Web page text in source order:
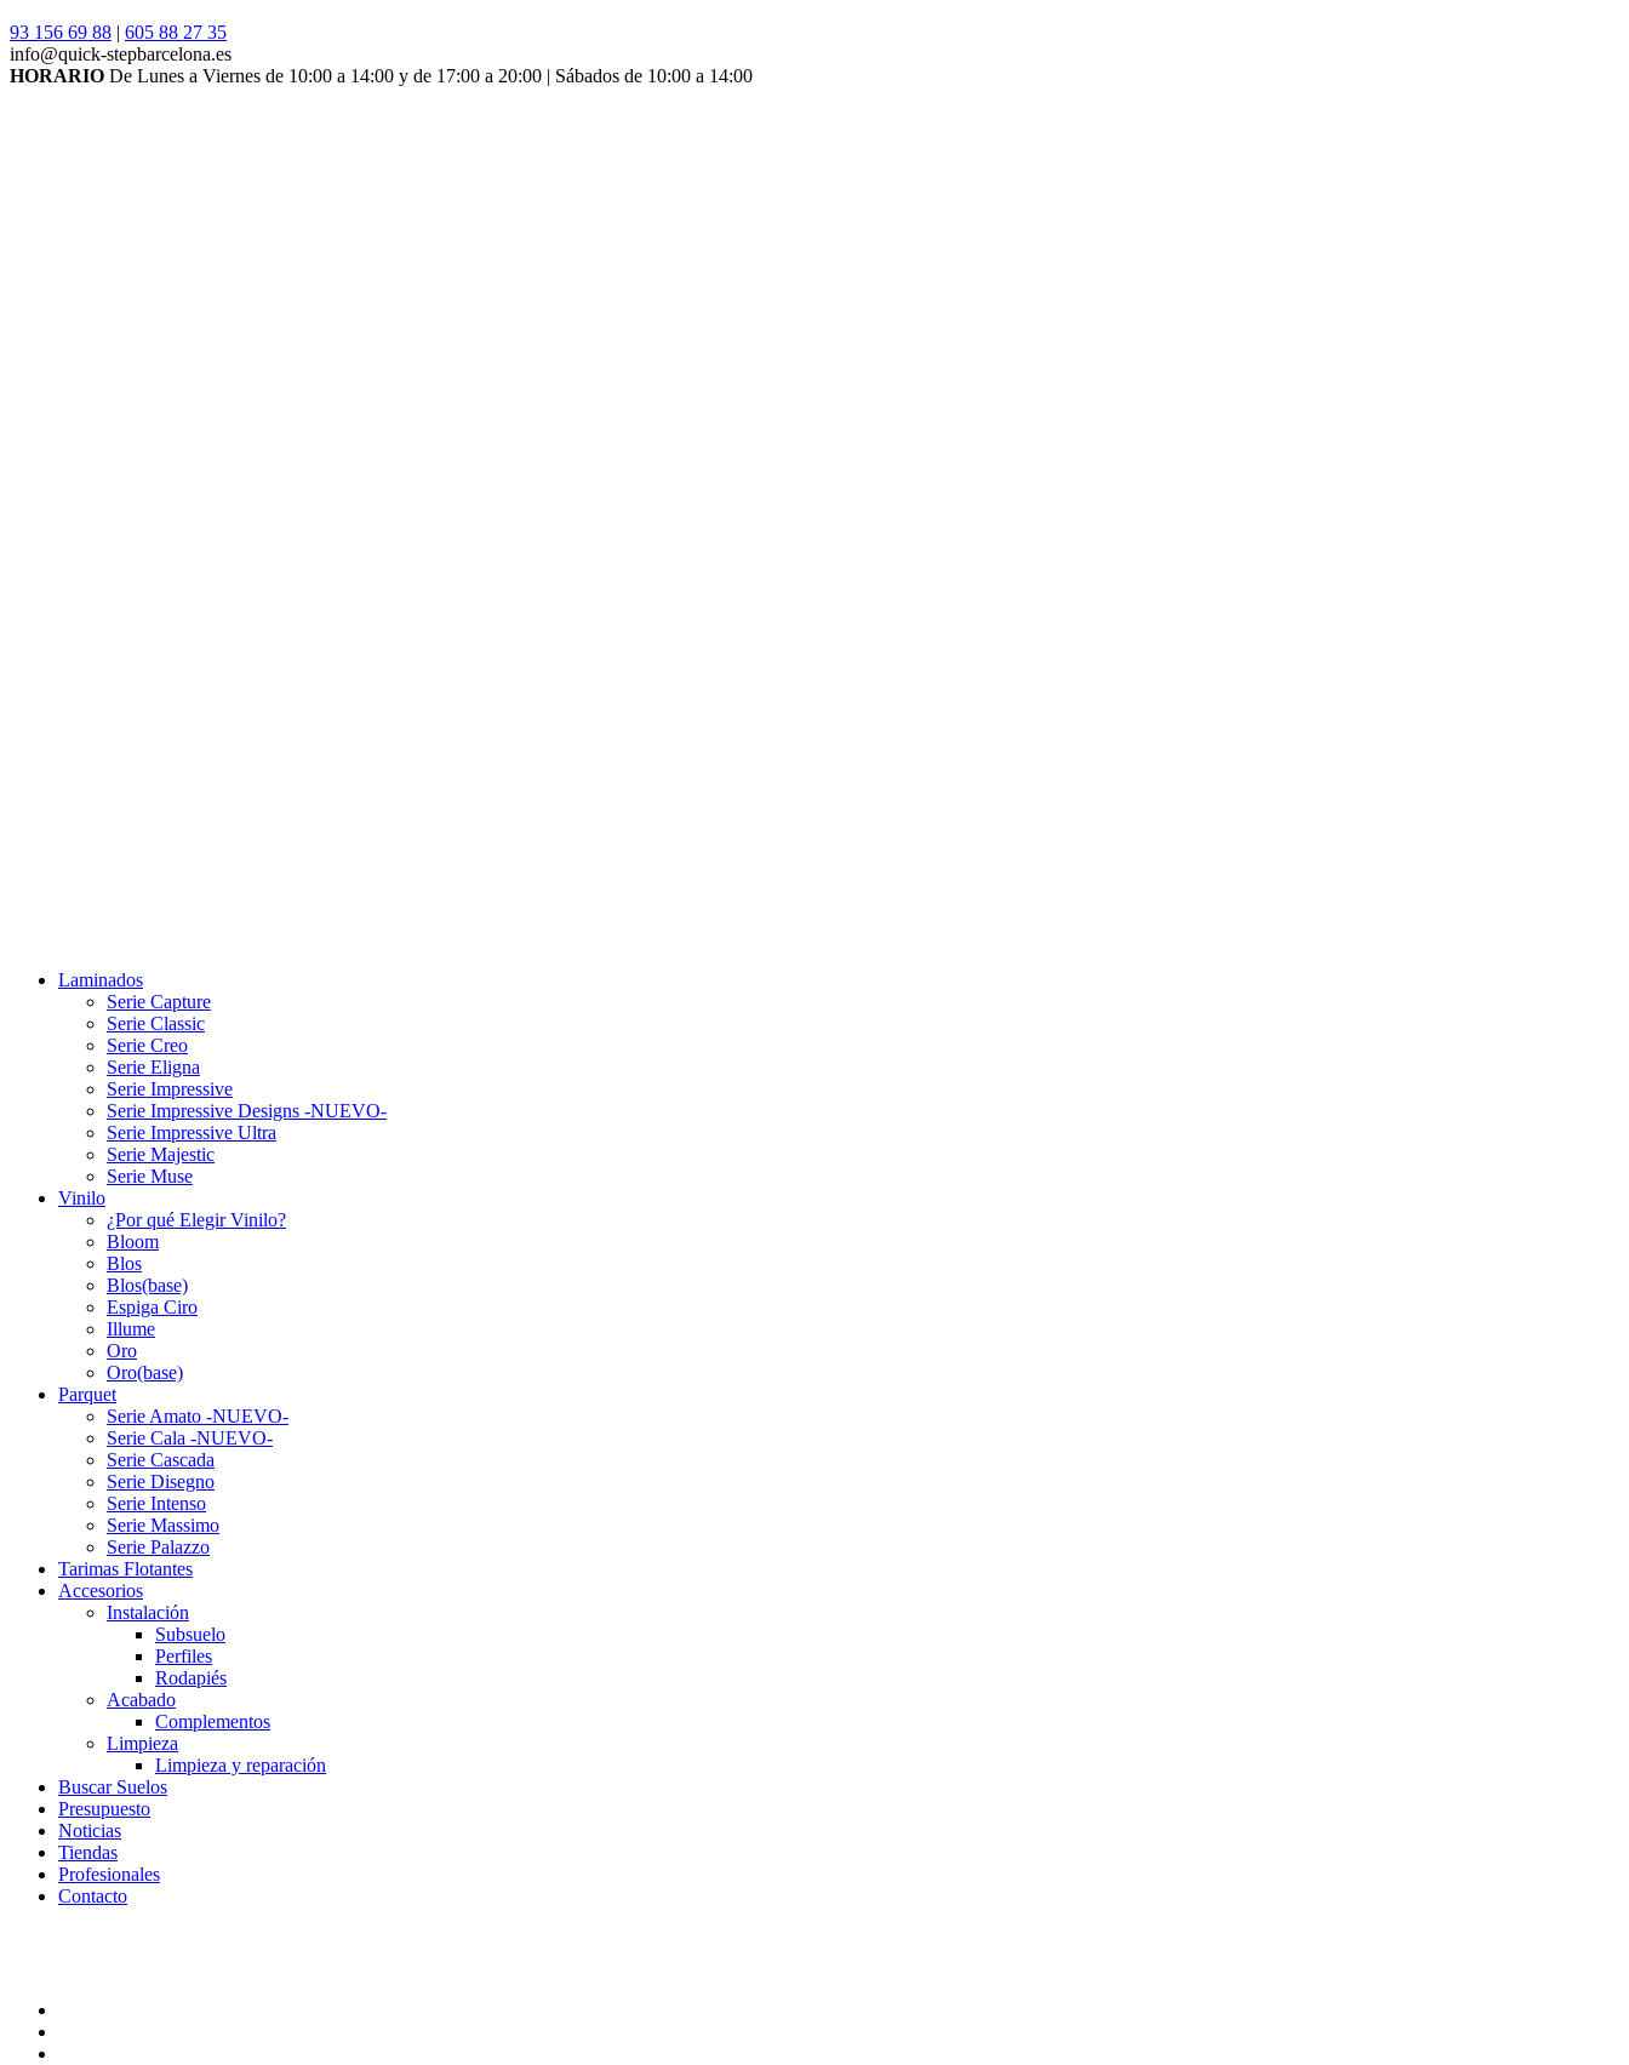
93 156 69 88 | 605 88 27 35
info@quick-stepbarcelona.es
HORARIO De Lunes a Viernes de 10:00 a 14:00 y de 17:00 a 20:00 | Sábados de 10:00 a 14:00
Laminados
Serie Capture
Serie Classic
Serie Creo
Serie Eligna
Serie Impressive
Serie Impressive Designs -NUEVO-
Serie Impressive Ultra
Serie Majestic
Serie Muse
Vinilo
¿Por qué Elegir Vinilo?
Bloom
Blos
Blos(base)
Espiga Ciro
Illume
Oro
Oro(base)
Parquet
Serie Amato -NUEVO-
Serie Cala -NUEVO-
Serie Cascada
Serie Disegno
Serie Intenso
Serie Massimo
Serie Palazzo
Tarimas Flotantes
Accesorios
Instalación
Subsuelo
Perfiles
Rodapiés
Acabado
Complementos
Limpieza
Limpieza y reparación
Buscar Suelos
Presupuesto
Noticias
Tiendas
Profesionales
Contacto